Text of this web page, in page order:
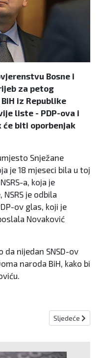
Bosne i
za petog
iz Republike
liste - PDP-ova i
će biti oporbenjak
Snježane
je 18 mjeseci bila u toj
a, koja je
je odbila
ov glas, koji je
Novaković
da nijedan SNSD-ov
naroda BiH, kako bi
proračun, koalicija na
Sljedeći
Sljedeće